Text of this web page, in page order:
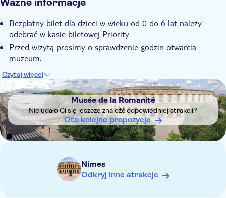
Oszczędź czas i zobacz więcej dzięki dostępowi bez kolejki
Bezpłatny bilet dla dzieci w wieku od 0 do 6 lat należy
odebrać w kasie biletowej Priority
Przed wizytą prosimy o sprawdzenie godzin otwarcia
muzeum.
Okaż swój bilet bezpośrednio przy wejściu do muzeum
Czytaj więcej
DSA1Musée de la Romanité
Musée de la Romanité
Nie udało Ci się jeszcze znaleźć odpowiedniej atrakcji?
Oto kolejne propozycje
Nimes
Odkryj inne atrakcje